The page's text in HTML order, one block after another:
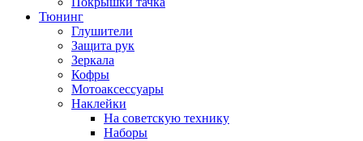
Тюнинг
Глушители
Защита рук
Зеркала
Кофры
Мотоаксессуары
Наклейки
На советскую технику
Наборы